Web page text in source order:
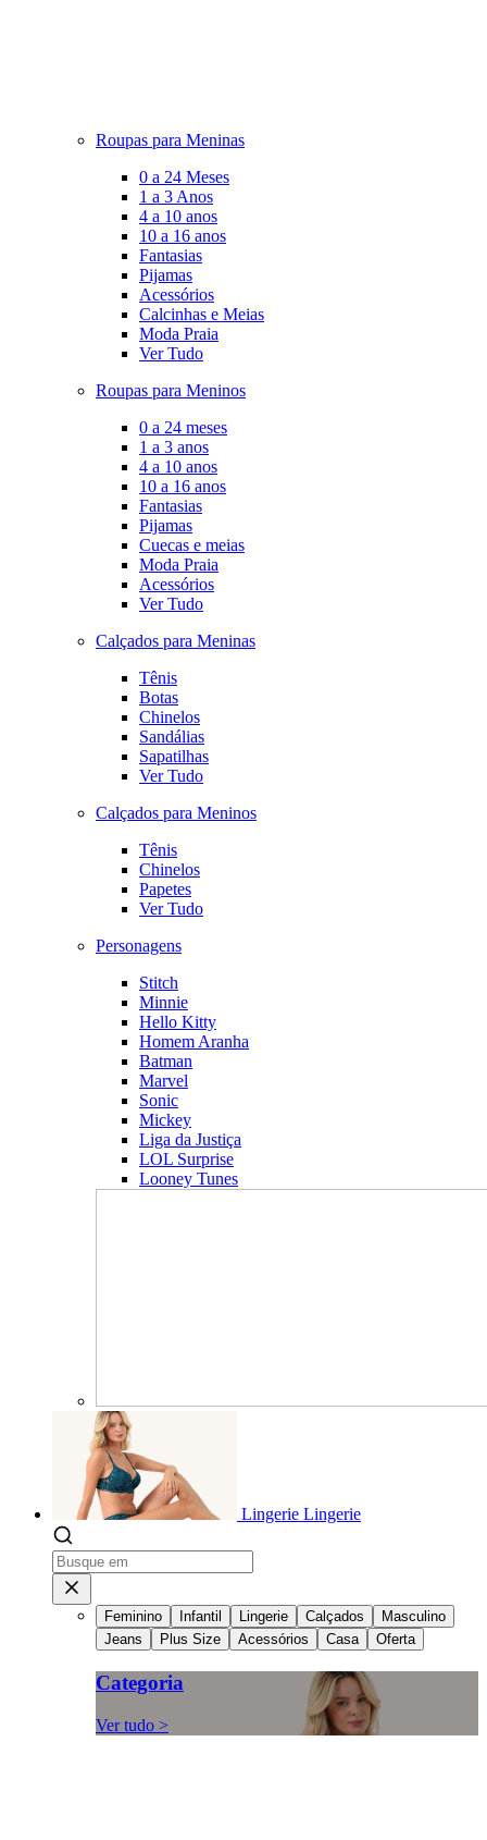
Roupas para Meninas
0 a 24 Meses
1 a 3 Anos
4 a 10 anos
10 a 16 anos
Fantasias
Pijamas
Acessórios
Calcinhas e Meias
Moda Praia
Ver Tudo
Roupas para Meninos
0 a 24 meses
1 a 3 anos
4 a 10 anos
10 a 16 anos
Fantasias
Pijamas
Cuecas e meias
Moda Praia
Acessórios
Ver Tudo
Calçados para Meninas
Tênis
Botas
Chinelos
Sandálias
Sapatilhas
Ver Tudo
Calçados para Meninos
Tênis
Chinelos
Papetes
Ver Tudo
Personagens
Stitch
Minnie
Hello Kitty
Homem Aranha
Batman
Marvel
Sonic
Mickey
Liga da Justiça
LOL Surprise
Looney Tunes
Lingerie Lingerie
Feminino Infantil Lingerie Calçados
Masculino
Jeans
Plus Size Acessórios Casa Oferta
Categoria
Ver tudo >